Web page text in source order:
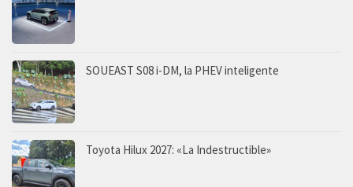
SOUEAST S08 i-DM, la PHEV inteligente
Toyota Hilux 2027: «La Indestructible»